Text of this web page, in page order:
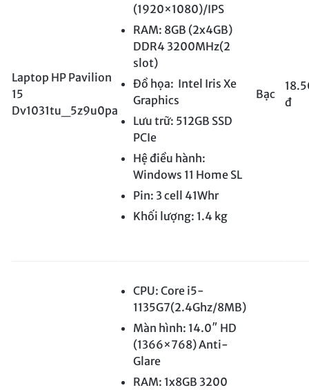
Laptop HP Pavilion
15
Dv1031tu_5z9u0pa
(1920×1080)/IPS
RAM: 8GB (2x4GB)
DDR4 3200MHz(2
slot)
Đồ họa: Intel Iris Xe
Graphics
Lưu trữ: 512GB SSD
PCIe
Hệ điều hành:
Windows 11 Home SL
Pin: 3 cell 41Whr
Khối lượng: 1.4 kg
Bạc
đ
CPU: Core i5-
1135G7(2.4Ghz/8MB)
Màn hình: 14.0″ HD
(1366×768) Anti-
Glare
RAM: 1x8GB 3200